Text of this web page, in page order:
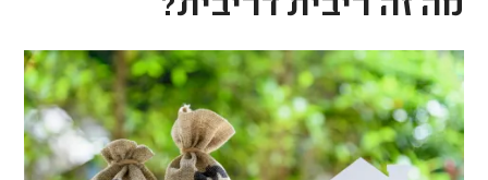
מה זה ריבית דריבית?